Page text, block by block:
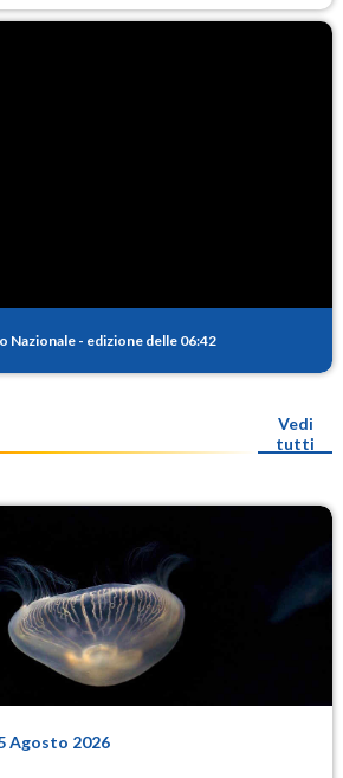
Nazionale- edizione delle 06:42
Vedi
tutti
Agosto 2026